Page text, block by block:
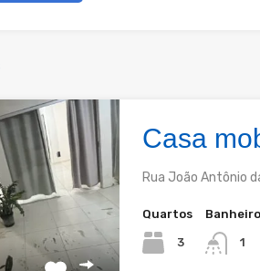
Casa
Rua João Antônio
Quartos
3 1